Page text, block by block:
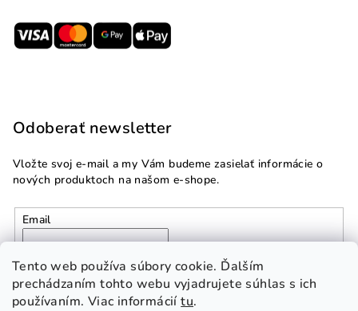
Tento web používa súbory cookie. Ďalším
prechádzaním tohto webu vyjadrujete súhlas s ich
používaním. Viac informáciítu.
Odoberať newsletter
Vložte svoj e-mail a my Vám budeme zasielať informácie o
nových produktoch na našom e-shope.
Email
Vložením e-mailu súhlasíte s
podmienkami ochrany
osobných údajov